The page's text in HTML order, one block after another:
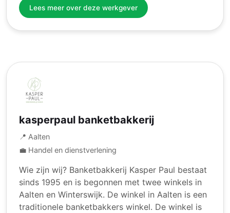
Lees meer over deze werkgever
kasperpaul banketbakkerij
📍 Aalten
💼 Handel en dienstverlening
Wie zijn wij? Banketbakkerij Kasper Paul bestaat
sinds 1995 en is begonnen met twee winkels in
Aalten en Winterswijk. De winkel in Aalten is een
traditionele banketbakkers winkel. De winkel is